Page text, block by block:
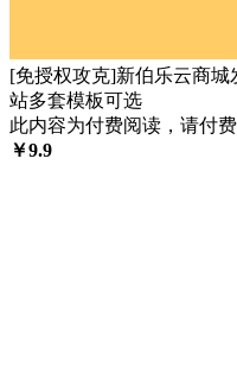
[免授权攻克]新伯乐云商
站多套模板可选
此内容为付费阅读，请付
￥9.9